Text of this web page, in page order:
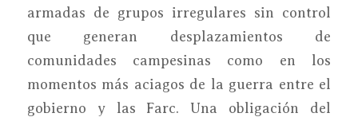
armadas de grupos irregulares sin control
que generan desplazamientos de
comunidades campesinas como en los
momentos más aciagos de la guerra entre el
gobierno y las Farc. Una obligación del